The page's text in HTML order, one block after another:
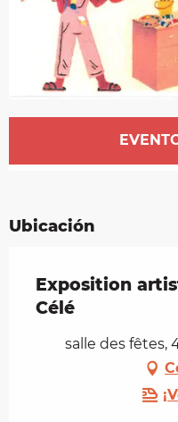
Horarios y datos
Ubicación
Exposition
Célé
salle des fêtes,